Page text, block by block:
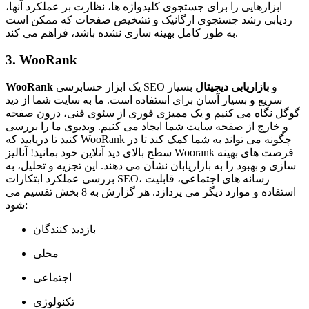
ابزارهایی را برای جستجوی کلیدواژه ها، نظارت بر عملکرد آنها،
ردیابی رشد جستجوی ارگانیک و تشخیص صفحات که ممکن است
به طور کامل بهینه سازی نشده باشد، فراهم می کند.
3. WooRank
WooRank یک ابزار حسابرسی SEO و بازاریابی دیجیتال بسیار
سریع و بسیار آسان برای استفاده است. ما به سایت شما از دید
گوگل نگاه می کنیم و یک ممیزی فوری از سئوی فنی، درون صفحه
و خارج از صفحه سایت شما ایجاد می کنیم. ویدیوی ما را بررسی
کنید تا دریابید که WooRank چگونه می تواند به شما کمک کند تا در
سطح بالای دید آنلاین خود بمانید! آنالیز Woorank فرصت های بهینه
سازی و بهبود را به بازاریابان نشان می دهند. این تجزیه و تحلیل، به
بررسی عملکرد ابتکارات SEO، رسانه های اجتماعی، قابلیت
استفاده و موارد دیگر می پردازد. هر گزارش به 8 بخش تقسیم می
شود:
بازدید کنندگان
محلی
اجتماعی
تکنولوژی